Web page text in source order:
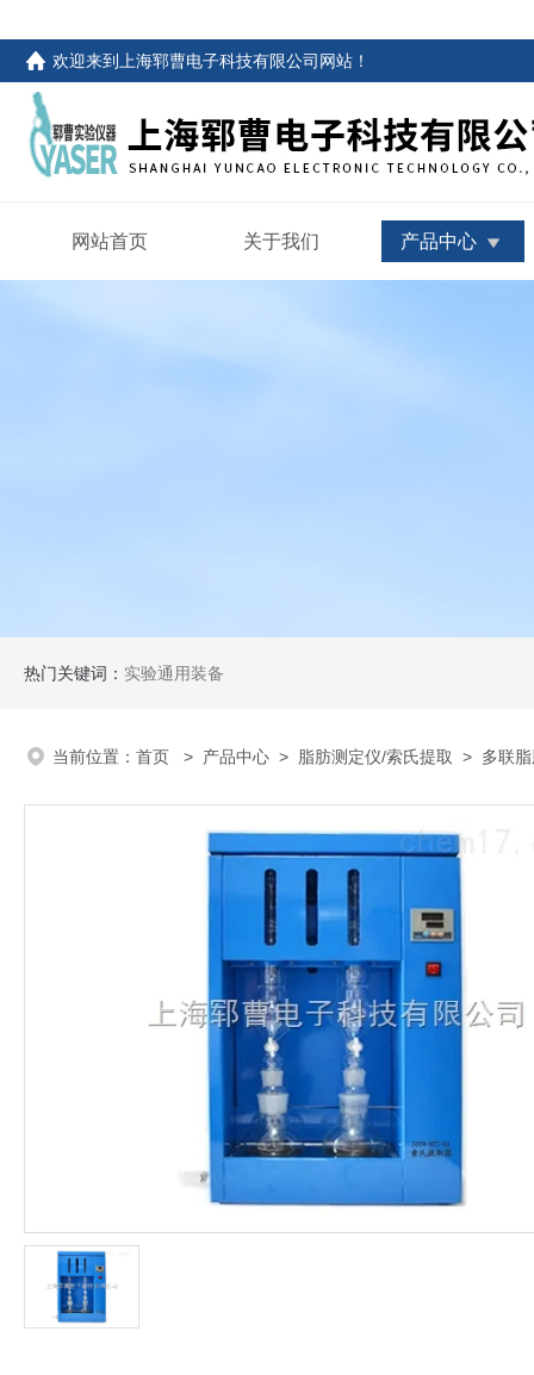
欢迎来到 上海郓曹电子科技有限公司网站 ！
网站首页 关于我们 产品中心
热门关键词： 实验通用装备
当前位置： 首页 > 产品中心 > 脂肪测定仪/索氏提取 > 多联